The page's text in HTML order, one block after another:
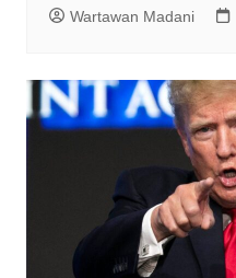
Wartawan Madani